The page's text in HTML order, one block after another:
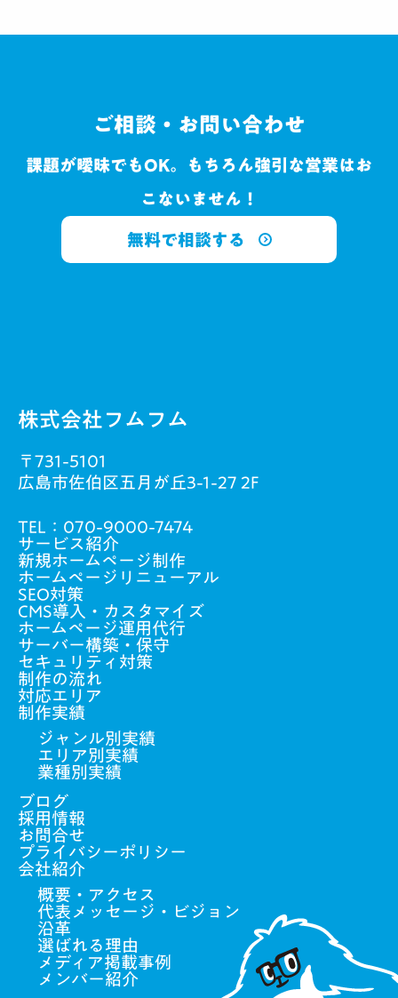
ご相談・お問い合わせ
課題が曖昧でもOK。もちろん強引な営業はお
こないません！
無料で相談する
株式会社フムフム
〒731-5101
広島市佐伯区五月が丘3-1-27 2F
TEL： 070-9000-7474
サービス紹介
新規ホームページ制作
ホームページリニューアル
SEO対策
CMS導入・カスタマイズ
ホームページ運用代行
サーバー構築・保守
セキュリティ対策
制作の流れ
対応エリア
制作実績
ジャンル別実績
エリア別実績
業種別実績
ブログ
採用情報
お問合せ
プライバシーポリシー
会社紹介
概要・アクセス
代表メッセージ・ビジョン
沿革
選ばれる理由
メディア掲載事例
メンバー紹介